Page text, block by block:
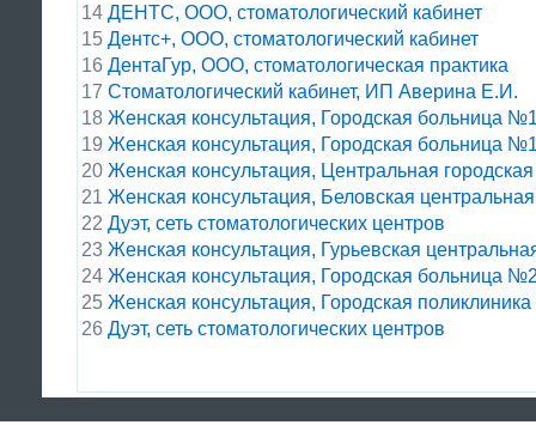
14 ДЕНТС, ООО, стоматологический кабинет
15 Дентс+, ООО, стоматологический кабинет
16 ДентаГур, ООО, стоматологическая практика
17 Стоматологический кабинет, ИП Аверина Е.И.
18 Женская консультация, Городская больница
19 Женская консультация, Городская больница
20 Женская консультация, Центральная
21 Женская консультация, Беловская
22 Дуэт, сеть стоматологических центров
23 Женская консультация, Гурьевская
24 Женская консультация, Городская больница
25 Женская консультация, Городская
26 Дуэт, сеть стоматологических центров